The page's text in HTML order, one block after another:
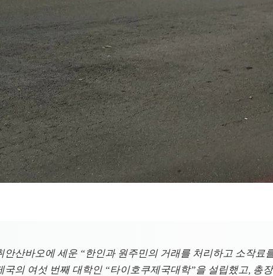
산바오에 세운 “한인과 원주민의 거래를 처리하고 소작료
의 여섯 번째 대학인 “타이호쿠제국대학”을 설립했고, 총